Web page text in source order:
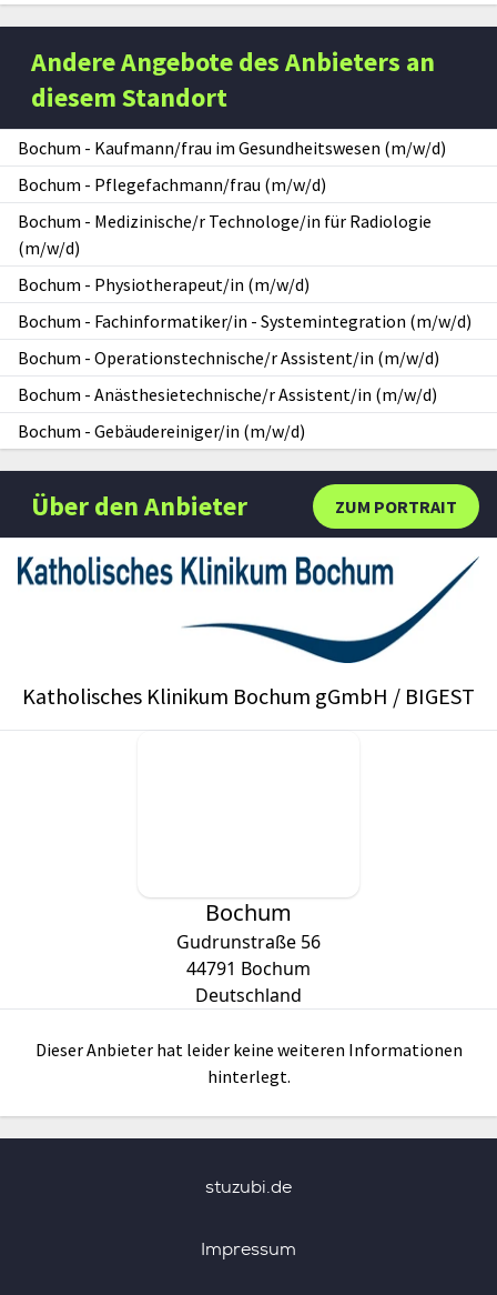
Andere Angebote des Anbieters an
diesem Standort
Bochum - Kaufmann/frau im Gesundheitswesen (m/w/d)
Bochum - Pflegefachmann/frau (m/w/d)
Bochum - Medizinische/r Technologe/in für Radiologie
(m/w/d)
Bochum - Physiotherapeut/in (m/w/d)
Bochum - Fachinformatiker/in - Systemintegration (m/w/d)
Bochum - Operationstechnische/r Assistent/in (m/w/d)
Bochum - Anästhesietechnische/r Assistent/in (m/w/d)
Bochum - Gebäudereiniger/in (m/w/d)
ZUM PORTRAIT
Über den Anbieter
Katholisches Klinikum Bochum gGmbH / BIGEST
Bochum
Gudrunstraße 56
44791 Bochum
Deutschland
Dieser Anbieter hat leider keine weiteren Informationen
hinterlegt.
stuzubi.de
Impressum